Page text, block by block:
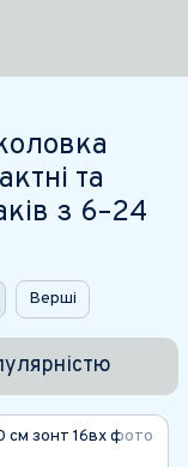
та
з 6–24
Верші